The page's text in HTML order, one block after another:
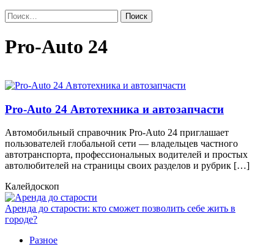
Найти:
Pro-Auto 24
Pro-Auto 24 Автотехника и автозапчасти
Автомобильный справочник Pro-Auto 24 приглашает
пользователей глобальной сети — владельцев частного
автотранспорта, профессиональных водителей и простых
автолюбителей на страницы своих разделов и рубрик […]
Калейдоскоп
Аренда до старости: кто сможет позволить себе жить в
городе?
Разное